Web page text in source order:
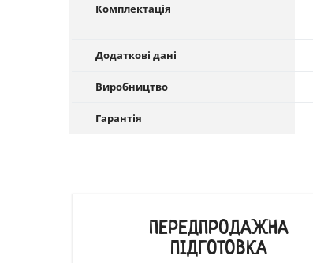
Комплектація
Додаткові дані
Виробництво
Гарантія
ПЕРЕДПРОДАЖНА
ПІДГОТОВКА